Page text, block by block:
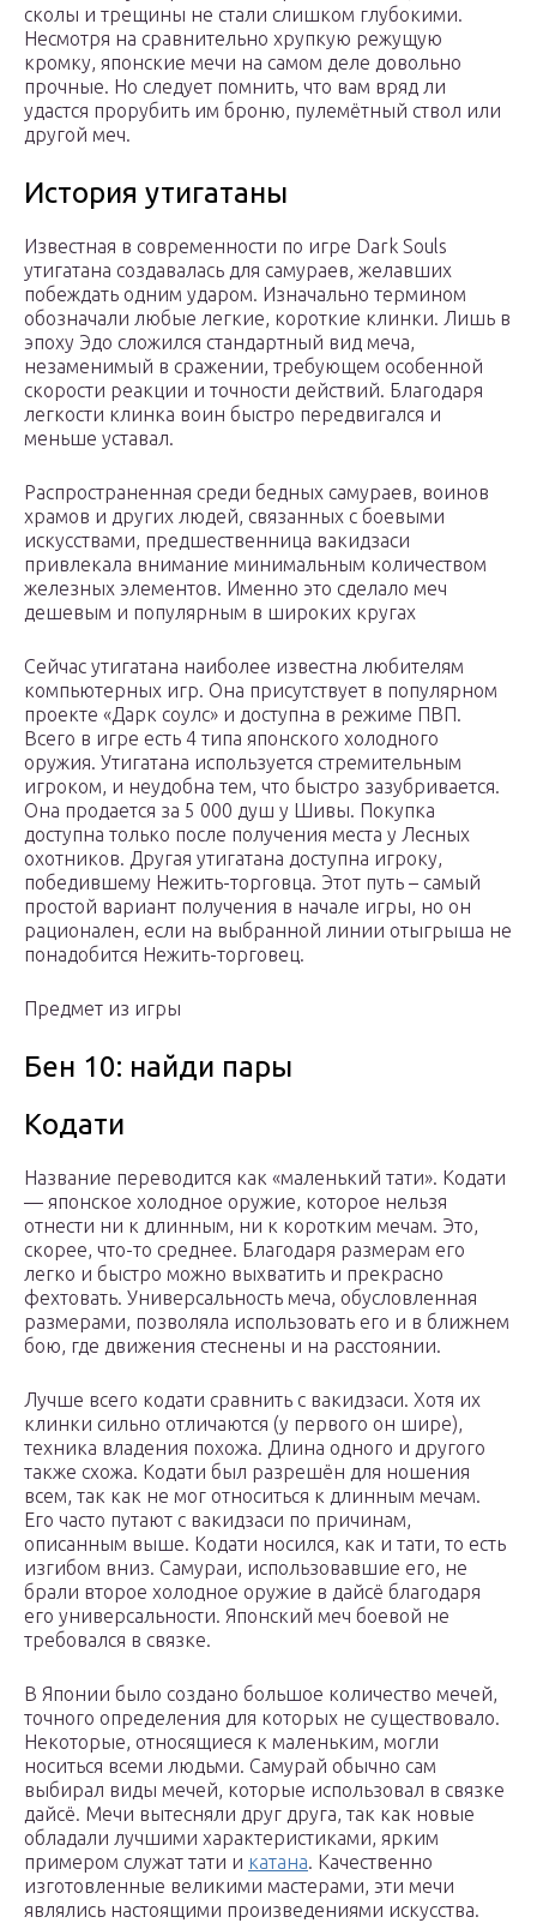
сколы и трещины не стали слишком глубокими.
Несмотря на сравнительно хрупкую режущую
кромку, японские мечи на самом деле довольно
прочные. Но следует помнить, что вам вряд ли
удастся прорубить им броню, пулемётный ствол или
другой меч.
История утигатаны
Известная в современности по игре Dark Souls
утигатана создавалась для самураев, желавших
побеждать одним ударом. Изначально термином
обозначали любые легкие, короткие клинки. Лишь в
эпоху Эдо сложился стандартный вид меча,
незаменимый в сражении, требующем особенной
скорости реакции и точности действий. Благодаря
легкости клинка воин быстро передвигался и
меньше уставал.
Распространенная среди бедных самураев, воинов
храмов и других людей, связанных с боевыми
искусствами, предшественница вакидзаси
привлекала внимание минимальным количеством
железных элементов. Именно это сделало меч
дешевым и популярным в широких кругах
Сейчас утигатана наиболее известна любителям
компьютерных игр. Она присутствует в популярном
проекте «Дарк соулс» и доступна в режиме ПВП.
Всего в игре есть 4 типа японского холодного
оружия. Утигатана используется стремительным
игроком, и неудобна тем, что быстро зазубривается.
Она продается за 5 000 душ у Шивы. Покупка
доступна только после получения места у Лесных
охотников. Другая утигатана доступна игроку,
победившему Нежить-торговца. Этот путь – самый
простой вариант получения в начале игры, но он
рационален, если на выбранной линии отыгрыша не
понадобится Нежить-торговец.
Предмет из игры
Бен 10: найди пары
Кодати
Название переводится как «маленький тати». Кодати
— японское холодное оружие, которое нельзя
отнести ни к длинным, ни к коротким мечам. Это,
скорее, что-то среднее. Благодаря размерам его
легко и быстро можно выхватить и прекрасно
фехтовать. Универсальность меча, обусловленная
размерами, позволяла использовать его и в ближнем
бою, где движения стеснены и на расстоянии.
Лучше всего кодати сравнить с вакидзаси. Хотя их
клинки сильно отличаются (у первого он шире),
техника владения похожа. Длина одного и другого
также схожа. Кодати был разрешён для ношения
всем, так как не мог относиться к длинным мечам.
Его часто путают с вакидзаси по причинам,
описанным выше. Кодати носился, как и тати, то есть
изгибом вниз. Самураи, использовавшие его, не
брали второе холодное оружие в дайсё благодаря
его универсальности. Японский меч боевой не
требовался в связке.
В Японии было создано большое количество мечей,
точного определения для которых не существовало.
Некоторые, относящиеся к маленьким, могли
носиться всеми людьми. Самурай обычно сам
выбирал виды мечей, которые использовал в связке
дайсё. Мечи вытесняли друг друга, так как новые
обладали лучшими характеристиками, ярким
примером служат тати и катана. Качественно
изготовленные великими мастерами, эти мечи
являлись настоящими произведениями искусства.